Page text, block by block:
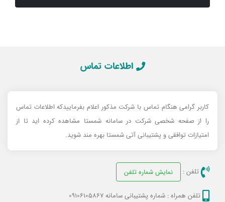
اطلاعات تماس
کاربر گرامی هنگام تماس با شرکت مذکور اعلام بفرماییدکه اطلاعات تماس
را از صفحه شخصی شرکت در سامانه شمستا مشاهده کرده اید تا از
امتیازات توافقی و پشتیبانی آتی شمستا بهره مند شوید.
تلفن : نمایش شماره تلفن
تلفن همراه : شماره پشتیبانی سامانه 09106105867